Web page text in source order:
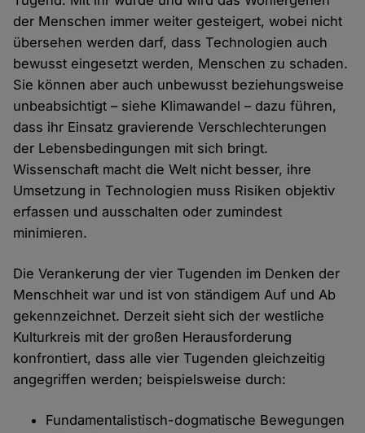
der Menschen immer weiter gesteigert, wobei nicht
übersehen werden darf, dass Technologien auch
bewusst eingesetzt werden, Menschen zu schaden.
Sie können aber auch unbewusst beziehungsweise
unbeabsichtigt – siehe Klimawandel – dazu führen,
dass ihr Einsatz gravierende Verschlechterungen
der Lebensbedingungen mit sich bringt.
Wissenschaft macht die Welt nicht besser, ihre
Umsetzung in Technologien muss Risiken objektiv
erfassen und ausschalten oder zumindest
minimieren.
Die Verankerung der vier Tugenden im Denken der
Menschheit war und ist von ständigem Auf und Ab
gekennzeichnet. Derzeit sieht sich der westliche
Kulturkreis mit der großen Herausforderung
konfrontiert, dass alle vier Tugenden gleichzeitig
angegriffen werden; beispielsweise durch:
Fundamentalistisch-dogmatische Bewegungen